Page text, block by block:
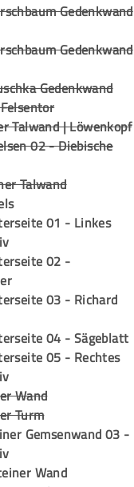
Gedenkwand
Gedenkwand
Gedenkwand
Talwand | Löwenkopf
02 - Diebische
Talwand
01 - Linkes
02 -
03 - Richard
04 - Sägeblatt
05 - Rechtes
Wand
Turm
Gemsenwand 03 -
Wand